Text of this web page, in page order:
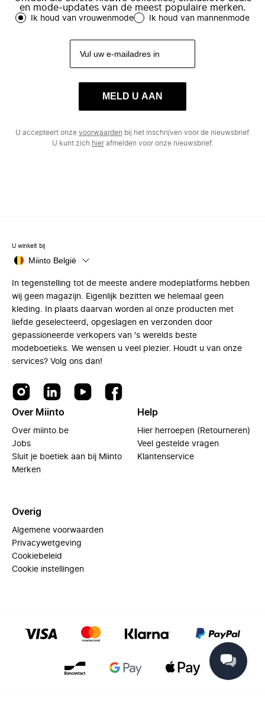
en mode-updates van de meest populaire merken.
Ik houd van vrouwenmode Ik houd van mannenmode
MELD U AAN
U accepteert onze voorwaarden bij het inschrijven voor de nieuwsbrief.
U kunt zich hierafmelden voor onze nieuwsbrief.
U winkelt bij
Miinto België
In tegenstelling tot de meeste andere modeplatforms hebben
wij geen magazijn. Eigenlijk bezitten we helemaal geen
kleding. In plaats daarvan worden al onze producten met
liefde geselecteerd, opgeslagen en verzonden door
gepassioneerde verkopers van 's werelds beste
modeboetieks. We wensen u veel plezier. Houdt u van onze
services? Volg ons dan!
Over Miinto
Over miinto.be
Jobs
Sluit je boetiek aan bij Miinto
Merken
Help
Hier herroepen (Retourneren)
Veel gestelde vragen
Klantenservice
Overig
Algemene voorwaarden
Privacywetgeving
Cookiebeleid
Cookie instellingen